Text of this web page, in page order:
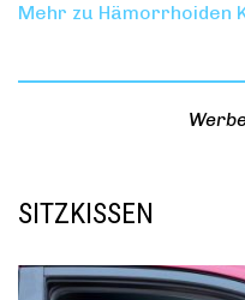
Mehr zu Hämorrhoiden
SITZKISSEN